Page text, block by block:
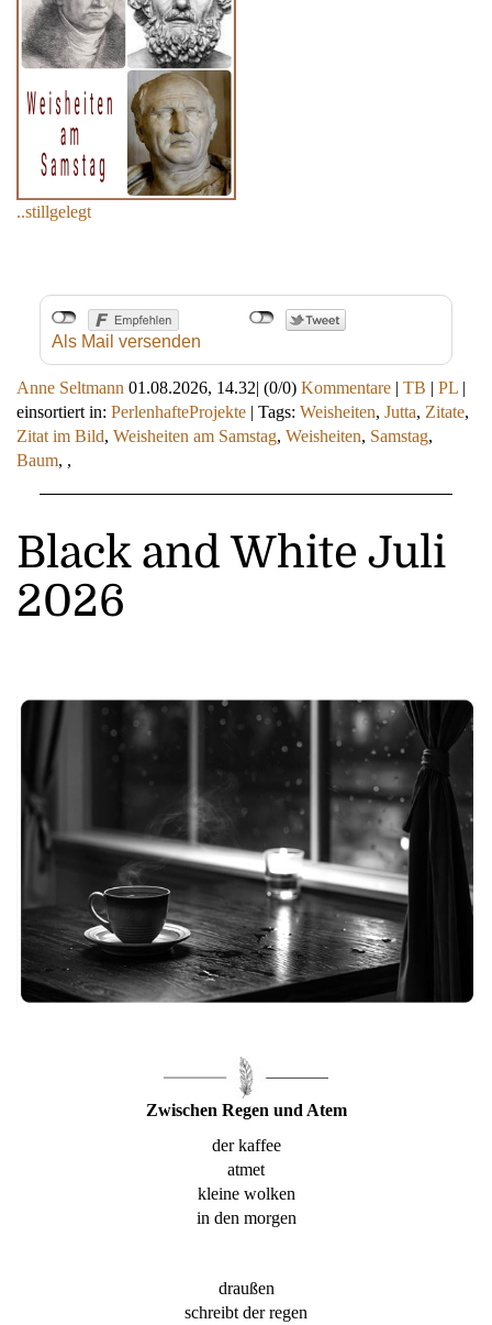
..stillgelegt
Als Mail versenden
Anne Seltmann 01.08.2026, 14.32| (0/0) Kommentare | TB | PL |
einsortiert in: PerlenhafteProjekte | Tags: Weisheiten, Jutta, Zitate,
Zitat im Bild, Weisheiten am Samstag, Weisheiten, Samstag,
Baum, ,
Black and White Juli
2026
Zwischen Regen und Atem
der kaffee
atmet
kleine wolken
in den morgen
draußen
schreibt der regen